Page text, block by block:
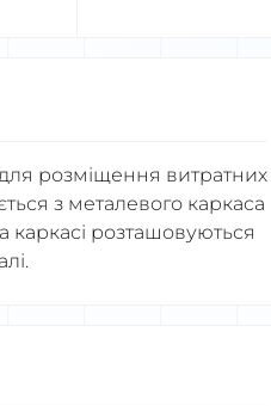
розміщення витратних
з металевого каркаса
розташовуються